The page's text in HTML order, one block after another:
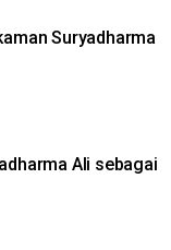
Suryadharma
Ali sebagai